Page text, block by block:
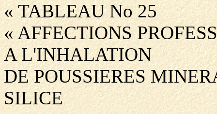
« TABLEAU No 25
« AFFECTIONS
A L'INHALATION
DE POUSSIERES
SILICE